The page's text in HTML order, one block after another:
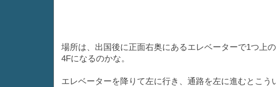
場所は、出国後に正面右奥にあるエレベーターで1つ上
4Fになるのかな。
エレベーターを降りて左に行き、通路を左に進むとこう